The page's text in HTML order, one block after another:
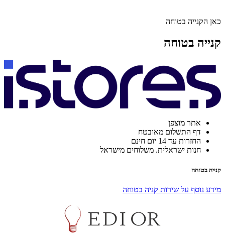
כאן הקנייה בטוחה
קנייה בטוחה
אתר מוצפן
דף התשלום מאובטח
החזרות עד 14 יום חינם
חנות ישראלית. משלוחים מישראל
קנייה בטוחה
מידע נוסף על שירות קניה בטוחה